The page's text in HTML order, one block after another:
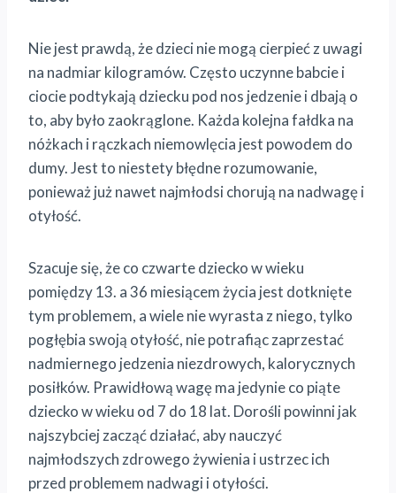
Nie jest prawdą, że dzieci nie mogą cierpieć z uwagi
na nadmiar kilogramów. Często uczynne babcie i
ciocie podtykają dziecku pod nos jedzenie i dbają o
to, aby było zaokrąglone. Każda kolejna fałdka na
nóżkach i rączkach niemowlęcia jest powodem do
dumy. Jest to niestety błędne rozumowanie,
ponieważ już nawet najmłodsi chorują na nadwagę i
otyłość.
Szacuje się, że co czwarte dziecko w wieku
pomiędzy 13. a 36 miesiącem życia jest dotknięte
tym problemem, a wiele nie wyrasta z niego, tylko
pogłębia swoją otyłość, nie potrafiąc zaprzestać
nadmiernego jedzenia niezdrowych, kalorycznych
posiłków. Prawidłową wagę ma jedynie co piąte
dziecko w wieku od 7 do 18 lat. Dorośli powinni jak
najszybciej zacząć działać, aby nauczyć
najmłodszych zdrowego żywienia i ustrzec ich
przed problemem nadwagi i otyłości.